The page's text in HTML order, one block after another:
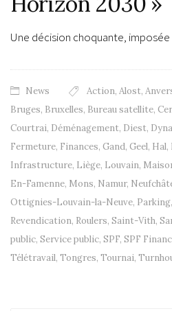
Une décision choquante, imposée
News Action, Alost,
Bruges, Bruxelles, Bureau satellite,
Courtrai, Déménagement, Diest,
Fermeture, Finances, Gand, Geel, Hal,
Infrastructure, Liège, Louvain,
En-Famenne, Mons, Namur,
Ottignies-Louvain-la-Neuve, Parking,
Revendication, Roulers, Saint-Vith,
public, Service public, SPF, SPF
Télétravail, Tongres, Tournai,